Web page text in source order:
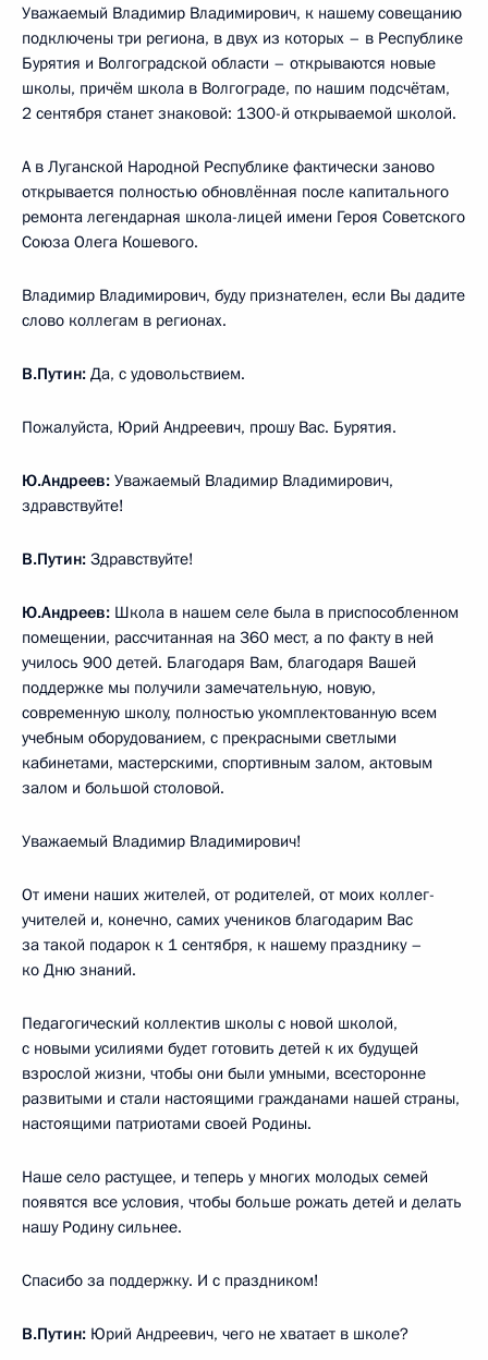
Уважаемый Владимир Владимирович, к нашему совещанию
подключены три региона, в двух из которых – в Республике
Бурятия и Волгоградской области – открываются новые
школы, причём школа в Волгограде, по нашим подсчётам,
2 сентября станет знаковой: 1300-й открываемой школой.
А в Луганской Народной Республике фактически заново
открывается полностью обновлённая после капитального
ремонта легендарная школа-лицей имени Героя Советского
Союза Олега Кошевого.
Владимир Владимирович, буду признателен, если Вы дадите
слово коллегам в регионах.
В.Путин: Да, с удовольствием.
Пожалуйста, Юрий Андреевич, прошу Вас. Бурятия.
Ю.Андреев: Уважаемый Владимир Владимирович,
здравствуйте!
В.Путин: Здравствуйте!
Ю.Андреев: Школа в нашем селе была в приспособленном
помещении, рассчитанная на 360 мест, а по факту в ней
училось 900 детей. Благодаря Вам, благодаря Вашей
поддержке мы получили замечательную, новую,
современную школу, полностью укомплектованную всем
учебным оборудованием, с прекрасными светлыми
кабинетами, мастерскими, спортивным залом, актовым
залом и большой столовой.
Уважаемый Владимир Владимирович!
От имени наших жителей, от родителей, от моих коллег-
учителей и, конечно, самих учеников благодарим Вас
за такой подарок к 1 сентября, к нашему празднику –
ко Дню знаний.
Педагогический коллектив школы с новой школой,
с новыми усилиями будет готовить детей к их будущей
взрослой жизни, чтобы они были умными, всесторонне
развитыми и стали настоящими гражданами нашей страны,
настоящими патриотами своей Родины.
Наше село растущее, и теперь у многих молодых семей
появятся все условия, чтобы больше рожать детей и делать
нашу Родину сильнее.
Спасибо за поддержку. И с праздником!
В.Путин: Юрий Андреевич, чего не хватает в школе?